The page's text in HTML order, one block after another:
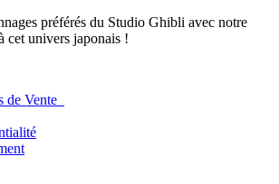
préférés du Studio Ghibli avec notre
cet univers japonais !
de Vente